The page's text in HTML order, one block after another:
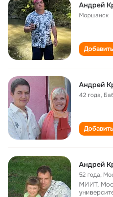
Андрей
Моршанск
Андрей
42 года,
Андрей
52 года,
МИИТ,